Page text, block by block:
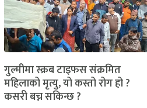
गुल्मीमा स्क्रब टाइफस संक्रमित
महिलाको मृत्यु, यो कस्तो रोग हो ?
कसरी बच्न सकिन्छ ?